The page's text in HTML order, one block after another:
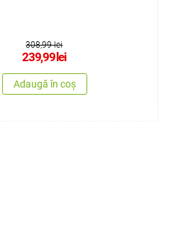
308,99 lei
239,99lei
Adaugă în coș